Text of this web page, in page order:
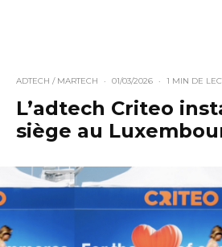
ADTECH / MARTECH · 01/03/2026 · 1 MIN DE
L’adtech Criteo
siège au